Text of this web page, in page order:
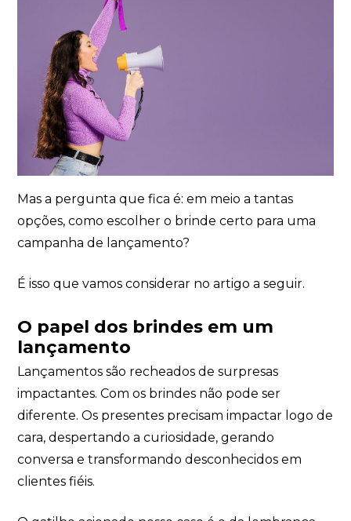
Mas a pergunta que fica é: em meio a tantas
opções, como escolher o brinde certo para uma
campanha de lançamento?
É isso que vamos considerar no artigo a seguir.
O papel dos brindes em um
lançamento
Lançamentos são recheados de surpresas
impactantes. Com os brindes não pode ser
diferente. Os presentes precisam impactar logo de
cara, despertando a curiosidade, gerando
conversa e transformando desconhecidos em
clientes fiéis.
+55
A nossa empresa está comprometida a proteger e respeitar
de marketing. Você pode alterar suas preferências a
qualquer momento.
Iniciar conversa